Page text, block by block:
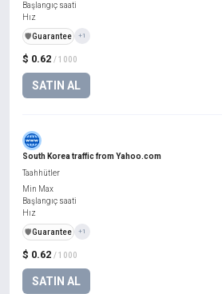
$ 0.62 / 1000
SATIN AL
Başlangıç saati
Hız
️🛡️Guarantee +1
South Korea traffic from Yahoo.com
$ 0.62 / 1000
SATIN AL
Taahhütler
Min Max
Başlangıç saati
Hız
️🛡️Guarantee +1